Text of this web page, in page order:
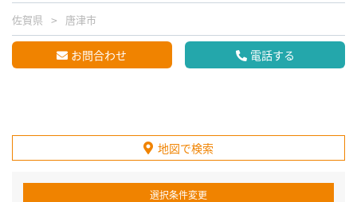
佐賀県 唐津市
お問合わせ 電話する
地図で検索
選択条件変更